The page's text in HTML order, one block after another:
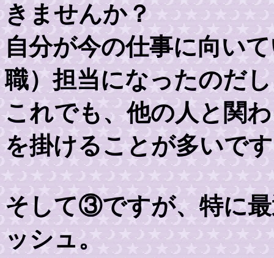
きませんか？
自分が今の仕事に向い
職）担当になったのだ
これでも、他の人と関
を掛けることが多いで
そして③ですが、特に
ッシュ。